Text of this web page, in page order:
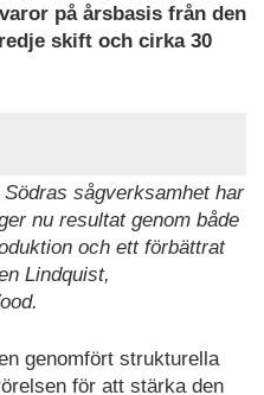
på årsbasis från den
skift och cirka 30
sågverksamhet har
nu resultat genom både
och ett förbättrat
Lindquist,
genomfört strukturella
för att stärka den